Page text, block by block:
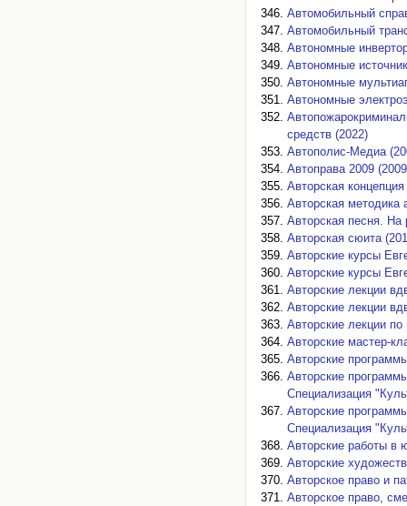
Автомобильный
Автомобильный
Автономные
Автономные
Автономные
Автономные
средств (2022)
Автополис-Медиа
Автоправа 2009
Авторская
Авторская
Авторская песня. На
Авторская сюита
Авторские курсы
Авторские курсы
Авторские лекции
Авторские лекции
Авторские лекции по
Авторские мастер-
Авторские
Авторские
Специализация
Авторские
Специализация
Авторские работы в
Авторские
Авторское право и
Авторское право,